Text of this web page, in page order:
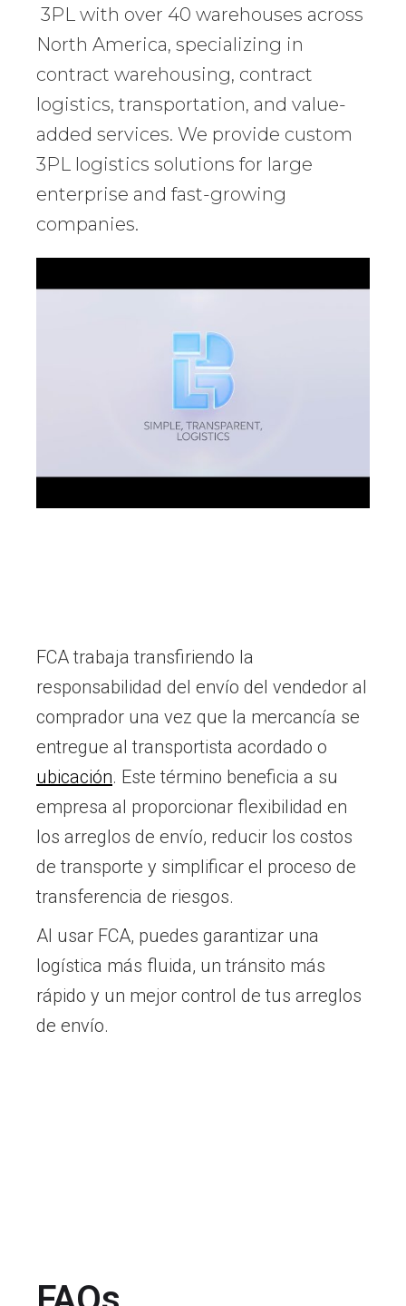
3PL with over 40 warehouses across
North America, specializing in
contract warehousing, contract
logistics, transportation, and value-
added services. We provide custom
3PL logistics solutions for large
enterprise and fast-growing
companies.
FCA trabaja transfiriendo la
responsabilidad del envío del vendedor al
comprador una vez que la mercancía se
entregue al transportista acordado o
ubicación. Este término beneficia a su
empresa al proporcionar flexibilidad en
los arreglos de envío, reducir los costos
de transporte y simplificar el proceso de
transferencia de riesgos.
Al usar FCA, puedes garantizar una
logística más fluida, un tránsito más
rápido y un mejor control de tus arreglos
de envío.